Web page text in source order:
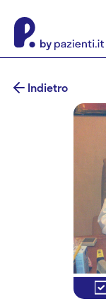
Indietro